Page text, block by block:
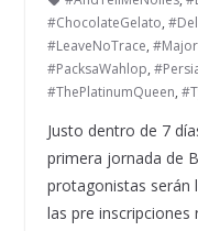
#ChocolateGelato,
#LeaveNoTrace,
#PacksaWahlop,
#ThePlatinumQueen,
Justo dentro de 7
primera jornada de
protagonistas serán
las pre inscripciones